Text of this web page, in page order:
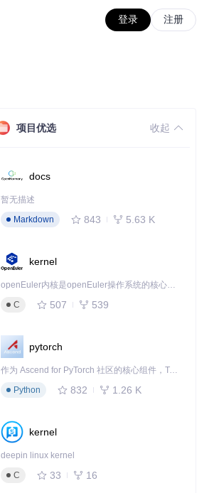
登录 注册
项目优选 收起
docs
暂无描述
Markdown
843 5.63 K
kernel
openEuler内核是openEuler操作系统的核心，既是系统性能与稳定性的基石，也是连接处理器、设备与服务的桥梁。
C
507 539
pytorch
作为 Ascend for PyTorch 社区的核心组件，TorchNPU 是昇腾专为 PyTorch 打造的深度学习适配插件，使 PyTorch 框架能够直接调用昇腾 NPU，为开发者提供昇腾 AI 处理器的超强算力。
Python
832 1.26 K
kernel
deepin linux kernel
C
33 16